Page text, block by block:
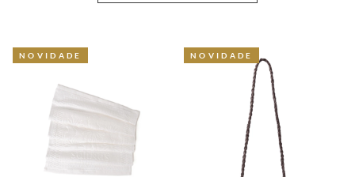
NOVIDADE NOVIDADE